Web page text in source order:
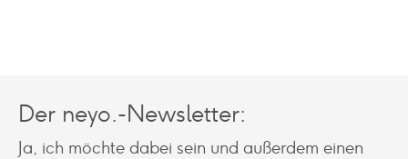
Der neyo.-Newsletter:
Ja, ich möchte dabei sein und außerdem einen